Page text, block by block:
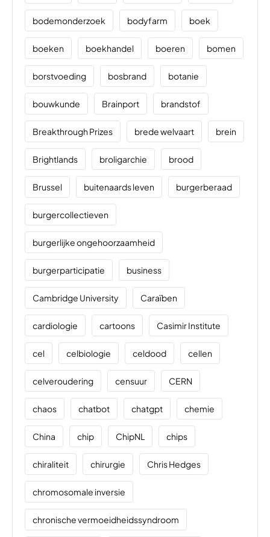
bodemonderzoek bodyfarm boek
boeken boekhandel boeren bomen
borstvoeding bosbrand botanie
bouwkunde Brainport brandstof
Breakthrough Prizes brede welvaart brein
Brightlands broligarchie brood
Brussel buitenaards leven burgerberaad
burgercollectieven
burgerlijke ongehoorzaamheid
burgerparticipatie business
Cambridge University Caraïben
cardiologie cartoons Casimir Institute
cel celbiologie celdood cellen
celveroudering censuur CERN
chaos chatbot chatgpt chemie
China chip ChipNL chips
chiraliteit chirurgie Chris Hedges
chromosomale inversie
chronische vermoeidheidssyndroom